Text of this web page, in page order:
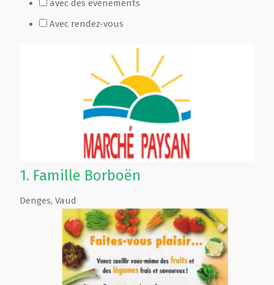
avec des événements
Avec rendez-vous
1. Famille Borboën
Denges, Vaud